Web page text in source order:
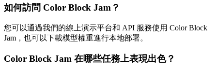
如何訪問 Color Block Jam？
您可以通過我們的線上演示平台和 API 服務使用 Color Block
Jam，也可以下載模型權重進行本地部署。
Color Block Jam 在哪些任務上表現出色？